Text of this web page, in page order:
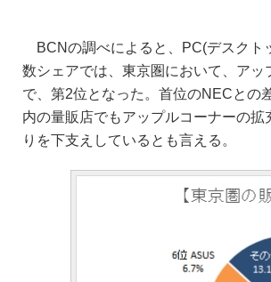
BCNの調べによると、PC(デスクト
数シェアでは、東京圏において、ア
で、第2位となった。首位のNECとの
内の量販店でもアップルコーナーの
りを下支えしているとも言える。